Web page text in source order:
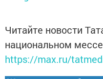
Читайте новости
национальном
https://max.ru/